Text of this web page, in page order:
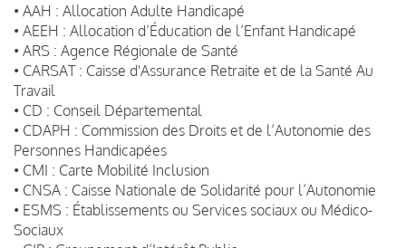
• AAH : Allocation Adulte Handicapé
• AEEH : Allocation d’Éducation de l’Enfant Handicapé
• ARS : Agence Régionale de Santé
• CARSAT : Caisse d'Assurance Retraite et de la Santé Au
Travail
• CD : Conseil Départemental
• CDAPH : Commission des Droits et de l’Autonomie des
Personnes Handicapées
• CMI : Carte Mobilité Inclusion
• CNSA : Caisse Nationale de Solidarité pour l’Autonomie
• ESMS : Établissements ou Services sociaux ou Médico-
Sociaux